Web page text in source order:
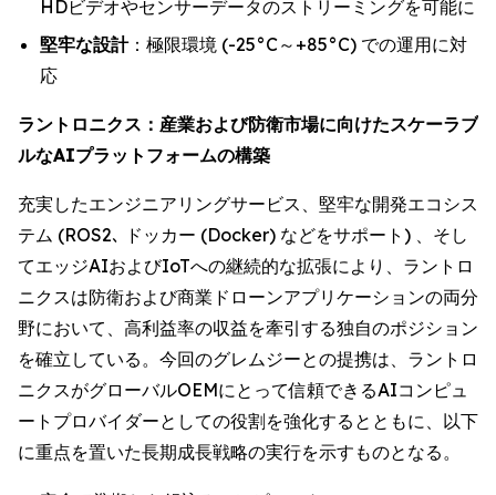
HDビデオやセンサーデータのストリーミングを可能に
堅牢な設計：極限環境 (-25°C～+85°C) での運用に対
応
ラントロニクス：産業および防衛市場に向けたスケーラブ
ルなAIプラットフォームの構築
充実したエンジニアリングサービス、堅牢な開発エコシス
テム (ROS2､ ドッカー (Docker) などをサポート) 、そし
てエッジAIおよびIoTへの継続的な拡張により、ラントロ
ニクスは防衛および商業ドローンアプリケーションの両分
野において、高利益率の収益を牽引する独自のポジション
を確立している。今回のグレムジーとの提携は、ラントロ
ニクスがグローバルOEMにとって信頼できるAIコンピュ
ートプロバイダーとしての役割を強化するとともに、以下
に重点を置いた長期成長戦略の実行を示すものとなる。